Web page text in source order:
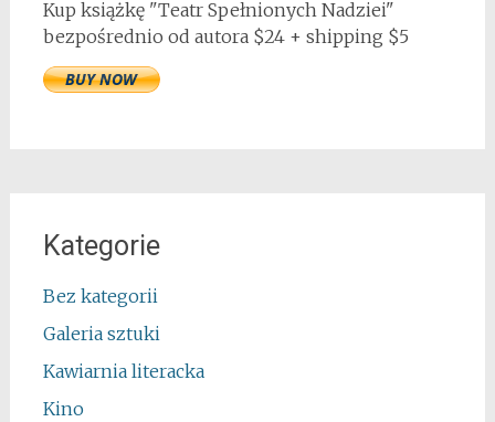
Kup książkę "Teatr Spełnionych Nadziei"
bezpośrednio od autora $24 + shipping $5
Kategorie
Bez kategorii
Galeria sztuki
Kawiarnia literacka
Kino